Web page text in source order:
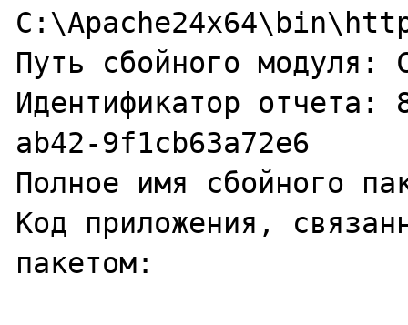
Путь сбойного
Идентификатор
ab42-9f1cb63a72e6
Полное имя сбойного
Код приложения,
пакетом: